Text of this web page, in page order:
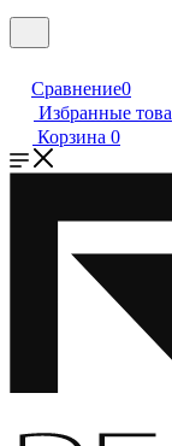
Сравнение0
Избранные
Корзина 0